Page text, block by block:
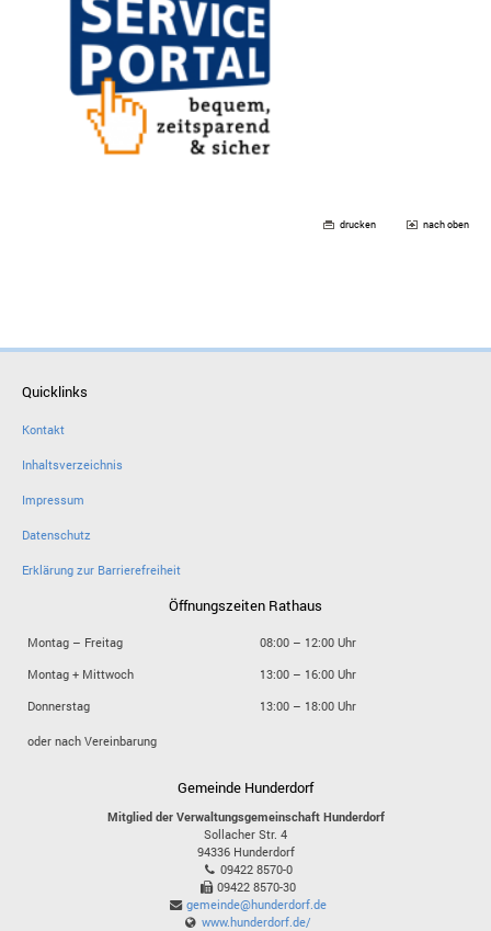
drucken nach oben
Quicklinks
Kontakt
Inhaltsverzeichnis
Impressum
Datenschutz
Erklärung zur Barrierefreiheit
Öffnungszeiten Rathaus
Montag – Freitag
08:00 – 12:00 Uhr
Montag + Mittwoch
13:00 – 16:00 Uhr
Donnerstag
13:00 – 18:00 Uhr
oder nach Vereinbarung
Gemeinde Hunderdorf
Mitglied der Verwaltungsgemeinschaft Hunderdorf
Sollacher Str. 4
94336 Hunderdorf
09422 8570-0
09422 8570-30
gemeinde@hunderdorf.de
www.hunderdorf.de/